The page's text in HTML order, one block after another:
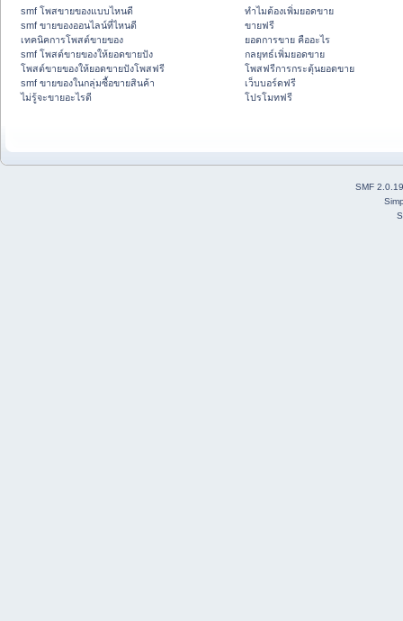
smf โพสขายของแบบไหนดี
smf ขายของออนไลน์ที่ไหนดี
เทคนิคการโพสต์ขายของ
smf โพสต์ขายของให้ยอดขายปัง
โพสต์ขายของให้ยอดขายปังโพสฟรี
smf ขายของในกลุ่มซื้อขายสินค้า
ไม่รู้จะขายอะไรดี
ทำไมต้องเพิ่มยอดขาย
ขายฟรี
ยอดการขาย คืออะไร
กลยุทธ์เพิ่มยอดขาย
โพสฟรีการกระตุ้นยอดขาย
เว็บบอร์ดฟรี
โปรโมทฟรี
SMF 2.0.19